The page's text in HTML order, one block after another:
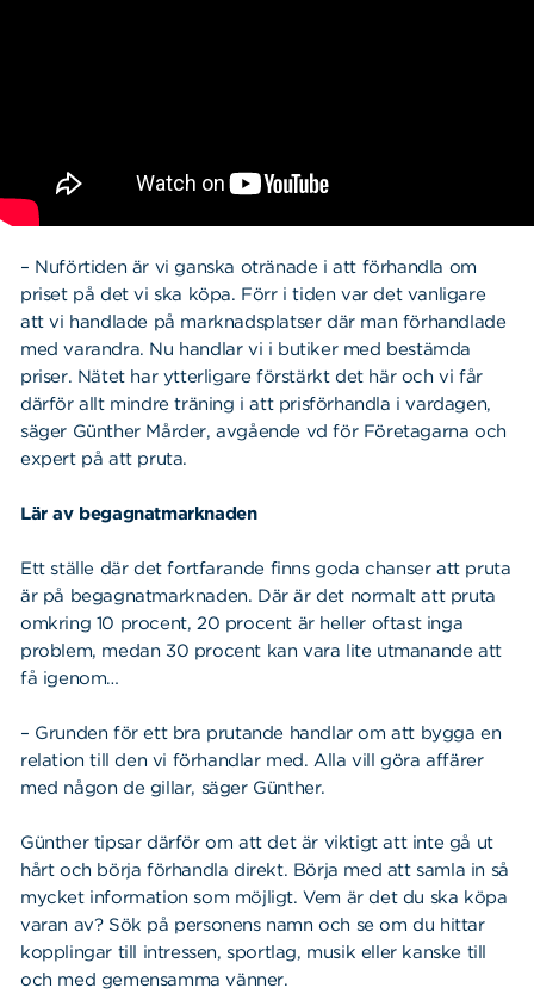
– Nuförtiden är vi ganska otränade i att förhandla om
priset på det vi ska köpa. Förr i tiden var det vanligare
att vi handlade på marknadsplatser där man förhandlade
med varandra. Nu handlar vi i butiker med bestämda
priser. Nätet har ytterligare förstärkt det här och vi får
därför allt mindre träning i att prisförhandla i vardagen,
säger Günther Mårder, avgående vd för Företagarna och
expert på att pruta.
Lär av begagnatmarknaden
Ett ställe där det fortfarande finns goda chanser att pruta
är på begagnatmarknaden. Där är det normalt att pruta
omkring 10 procent, 20 procent är heller oftast inga
problem, medan 30 procent kan vara lite utmanande att
få igenom…
– Grunden för ett bra prutande handlar om att bygga en
relation till den vi förhandlar med. Alla vill göra affärer
med någon de gillar, säger Günther.
Günther tipsar därför om att det är viktigt att inte gå ut
hårt och börja förhandla direkt. Börja med att samla in så
mycket information som möjligt. Vem är det du ska köpa
varan av? Sök på personens namn och se om du hittar
kopplingar till intressen, sportlag, musik eller kanske till
och med gemensamma vänner.